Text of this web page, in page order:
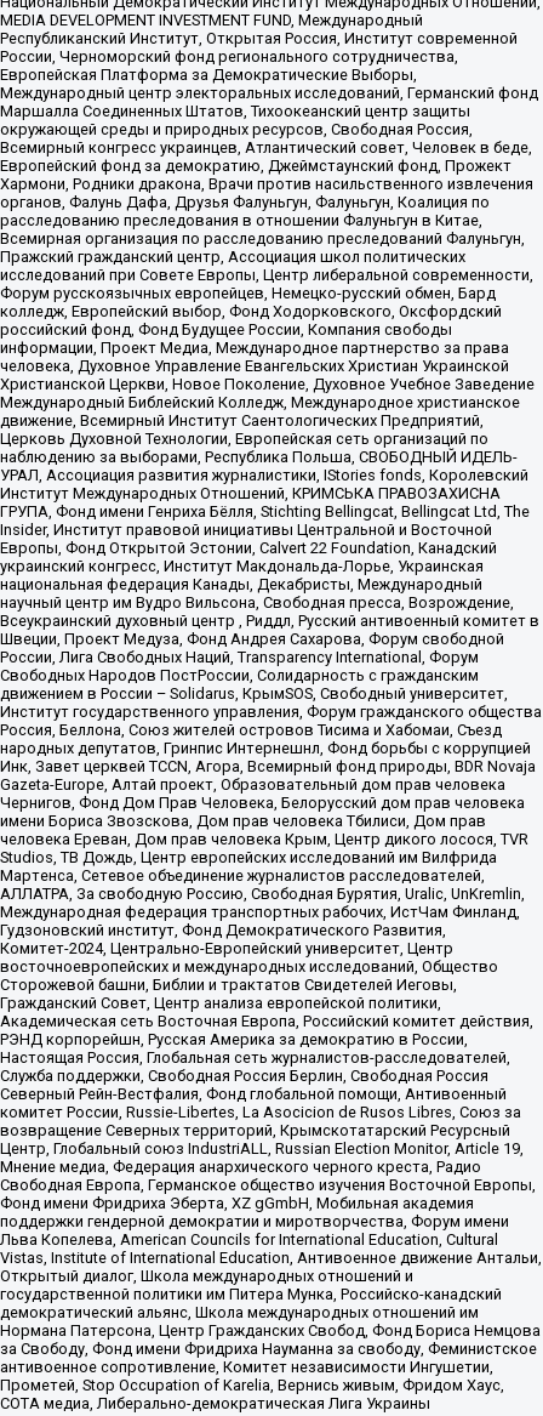
MEDIA DEVELOPMENT INVESTMENT FUND, Международный
Республиканский Институт, Открытая Россия, Институт современной
России, Черноморский фонд регионального сотрудничества,
Европейская Платформа за Демократические Выборы,
Международный центр электоральных исследований, Германский фонд
Маршалла Соединенных Штатов, Тихоокеанский центр защиты
окружающей среды и природных ресурсов, Свободная Россия,
Всемирный конгресс украинцев, Атлантический совет, Человек в беде,
Европейский фонд за демократию, Джеймстаунский фонд, Прожект
Хармони, Родники дракона, Врачи против насильственного извлечения
органов, Фалунь Дафа, Друзья Фалуньгун, Фалуньгун, Коалиция по
расследованию преследования в отношении Фалуньгун в Китае,
Всемирная организация по расследованию преследований Фалуньгун,
Пражский гражданский центр, Ассоциация школ политических
исследований при Совете Европы, Центр либеральной современности,
Форум русскоязычных европейцев, Немецко-русский обмен, Бард
колледж, Европейский выбор, Фонд Ходорковского, Оксфордский
российский фонд, Фонд Будущее России, Компания свободы
информации, Проект Медиа, Международное партнерство за права
человека, Духовное Управление Евангельских Христиан Украинской
Христианской Церкви, Новое Поколение, Духовное Учебное Заведение
Международный Библейский Колледж, Международное христианское
движение, Всемирный Институт Саентологических Предприятий,
Церковь Духовной Технологии, Европейская сеть организаций по
наблюдению за выборами, Республика Польша, СВОБОДНЫЙ ИДЕЛЬ-
УРАЛ, Ассоциация развития журналистики, IStories fonds, Королевский
Институт Международных Отношений, КРИМСЬКА ПРАВОЗАХИСНА
ГРУПА, Фонд имени Генриха Бёлля, Stichting Bellingcat, Bellingcat Ltd, The
Insider, Институт правовой инициативы Центральной и Восточной
Европы, Фонд Открытой Эстонии, Calvert 22 Foundation, Канадский
украинский конгресс, Институт Макдональда-Лорье, Украинская
национальная федерация Канады, Декабристы, Международный
научный центр им Вудро Вильсона, Свободная пресса, Возрождение,
Всеукраинский духовный центр , Риддл, Русский антивоенный комитет в
Швеции, Проект Медуза, Фонд Андрея Сахарова, Форум свободной
России, Лига Свободных Наций, Transparеncy International, Форум
Свободных Народов ПостРоссии, Солидарность с гражданским
движением в России – Solidarus, КрымSOS, Свободный университет,
Институт государственного управления, Форум гражданского общества
Россия, Беллона, Союз жителей островов Тисима и Хабомаи, Съезд
народных депутатов, Гринпис Интернешнл, Фонд борьбы с коррупцией
Инк, Завет церквей TCCN, Агора, Всемирный фонд природы, BDR Novaja
Gazeta-Europe, Алтай проект, Образовательный дом прав человека
Чернигов, Фонд Дом Прав Человека, Белорусский дом прав человека
имени Бориса Звозскова, Дом прав человека Тбилиси, Дом прав
человека Ереван, Дом прав человека Крым, Центр дикого лосося, TVR
Studios, ТВ Дождь, Центр европейских исследований им Вилфрида
Мартенса, Сетевое объединение журналистов расследователей,
АЛЛАТРА, За свободную Россию, Свободная Бурятия, Uralic, UnKremlin,
Международная федерация транспортных рабочих, ИстЧам Финланд,
Гудзоновский институт, Фонд Демократического Развития,
Комитет-2024, Центрально-Европейский университет, Центр
восточноевропейских и международных исследований, Общество
Сторожевой башни, Библии и трактатов Свидетелей Иеговы,
Гражданский Совет, Центр анализа европейской политики,
Академическая сеть Восточная Европа, Российский комитет действия,
РЭНД корпорейшн, Русская Америка за демократию в России,
Настоящая Россия, Глобальная сеть журналистов-расследователей,
Служба поддержки, Свободная Россия Берлин, Свободная Россия
Северный Рейн-Вестфалия, Фонд глобальной помощи, Антивоенный
комитет России, Russie-Libertes, La Asocicion de Rusos Libres, Союз за
возвращение Северных территорий, Крымскотатарский Ресурсный
Центр, Глобальный союз IndustriALL, Russian Election Monitor, Article 19,
Мнение медиа, Федерация анархического черного креста, Радио
Свободная Европа, Германское общество изучения Восточной Европы,
Фонд имени Фридриха Эберта, XZ gGmbH, Мобильная академия
поддержки гендерной демократии и миротворчества, Форум имени
Льва Копелева, American Councils for International Education, Cultural
Vistas, Institute of International Education, Антивоенное движение Антальи,
Открытый диалог, Школа международных отношений и
государственной политики им Питера Мунка, Российско-канадский
демократический альянс, Школа международных отношений им
Нормана Патерсона, Центр Гражданских Свобод, Фонд Бориса Немцова
за Свободу, Фонд имени Фридриха Науманна за свободу, Феминистское
антивоенное сопротивление, Комитет независимости Ингушетии,
Прометей, Stop Occupation of Karelia, Вернись живым, Фридом Хаус,
СОТА медиа, Либерально-демократическая Лига Украины